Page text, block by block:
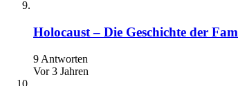
Holocaust – Die Geschichte der
9 Antworten
Vor 3 Jahren